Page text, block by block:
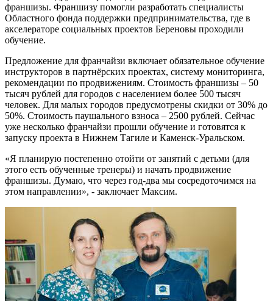
франшизы. Франшизу помогли разработать специалисты
Областного фонда поддержки предпринимательства, где в
акселераторе социальных проектов Береновы проходили
обучение.
Предложение для франчайзи включает обязательное обучение
инструкторов в партнёрских проектах, систему мониторинга,
рекомендации по продвижениям. Стоимость франшизы – 50
тысяч рублей для городов с населением более 500 тысяч
человек. Для малых городов предусмотрены скидки от 30% до
50%. Стоимость паушального взноса – 2500 рублей. Сейчас
уже несколько франчайзи прошли обучение и готовятся к
запуску проекта в Нижнем Тагиле и Каменск-Уральском.
«Я планирую постепенно отойти от занятий с детьми (для
этого есть обученные тренеры) и начать продвижение
франшизы. Думаю, что через год-два мы сосредоточимся на
этом направлении», - заключает Максим.